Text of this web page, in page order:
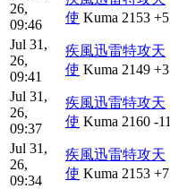
26,
09:46
使 Kuma 2153 +5
Jul 31,
26,
09:41
疾風迅雷特攻天
使 Kuma 2149 +3
Jul 31,
26,
09:37
疾風迅雷特攻天
使 Kuma 2160 -11
Jul 31,
26,
09:34
疾風迅雷特攻天
使 Kuma 2153 +7